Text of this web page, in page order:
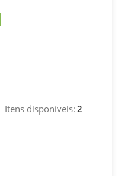
Itens disponíveis: 2